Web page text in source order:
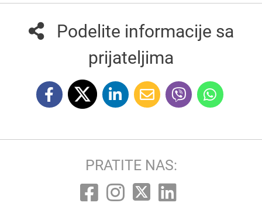
Podelite informacije sa
prijateljima
PRATITE NAS: